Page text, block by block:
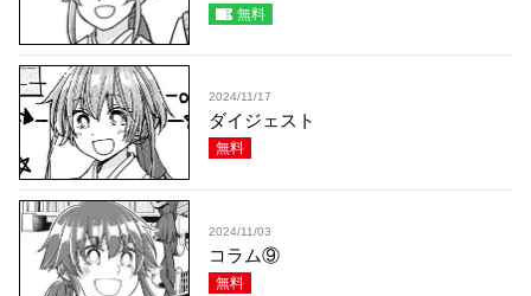
無料
2024/11/17
ダイジェスト
無料
2024/11/03
コラム⑨
無料